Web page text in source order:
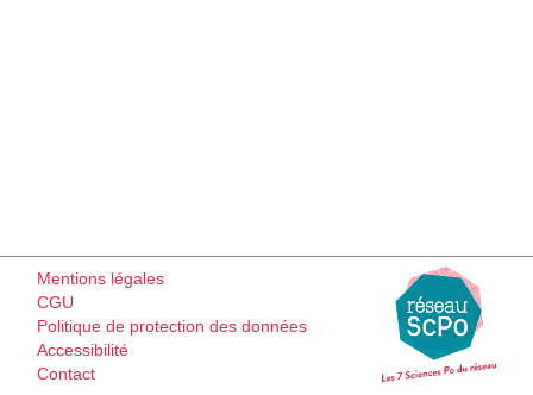
Mentions légales
CGU
Politique de protection des données
Accessibilité
Contact